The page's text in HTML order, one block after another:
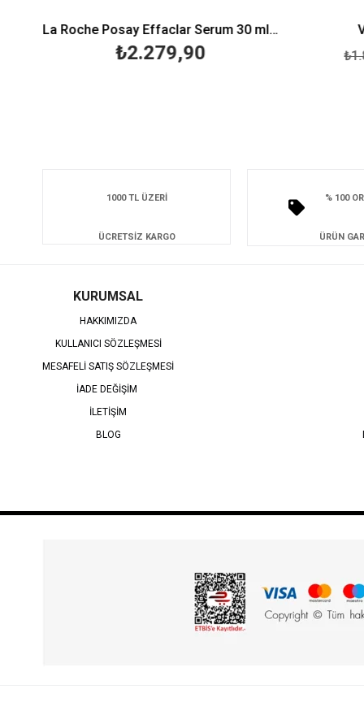
La Roche Posay Effaclar Serum 30 ml-Peeling Etkili
₺2.279,90
1000 TL ÜZERİ
ÜCRETSİZ KARGO
% 100
ÜRÜN
KURUMSAL
HAKKIMIZDA
KULLANICI SÖZLEŞMESİ
MESAFELİ SATIŞ SÖZLEŞMESİ
İADE DEĞİŞİM
İLETİŞİM
BLOG